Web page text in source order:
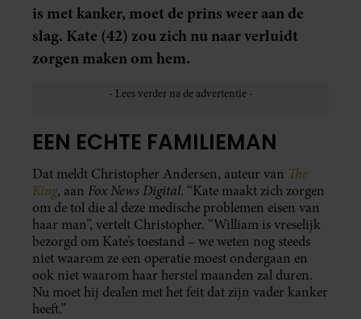
is met kanker, moet de prins weer aan de
slag. Kate (42) zou zich nu naar verluidt
zorgen maken om hem.
EEN ECHTE FAMILIEMAN
Dat meldt Christopher Andersen, auteur van The
King, aan Fox News Digital. “Kate maakt zich zorgen
om de tol die al deze medische problemen eisen van
haar man”, vertelt Christopher. “William is vreselijk
bezorgd om Kate’s toestand – we weten nog steeds
niet waarom ze een operatie moest ondergaan en
ook niet waarom haar herstel maanden zal duren.
Nu moet hij dealen met het feit dat zijn vader kanker
heeft.”